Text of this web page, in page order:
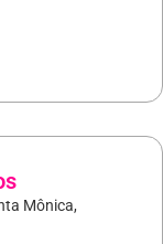
Mônica,